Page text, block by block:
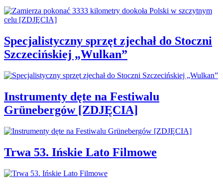
Specjalistyczny sprzęt zjechał do Stoczni
Szczecińskiej „Wulkan”
Instrumenty dęte na Festiwalu
Grünebergów [ZDJĘCIA]
Trwa 53. Ińskie Lato Filmowe